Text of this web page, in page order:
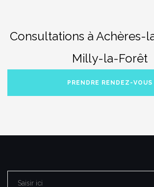
Consultations à Achères-
Milly-la-Forêt
PRENDRE RENDEZ-VOUS
Rechercher :